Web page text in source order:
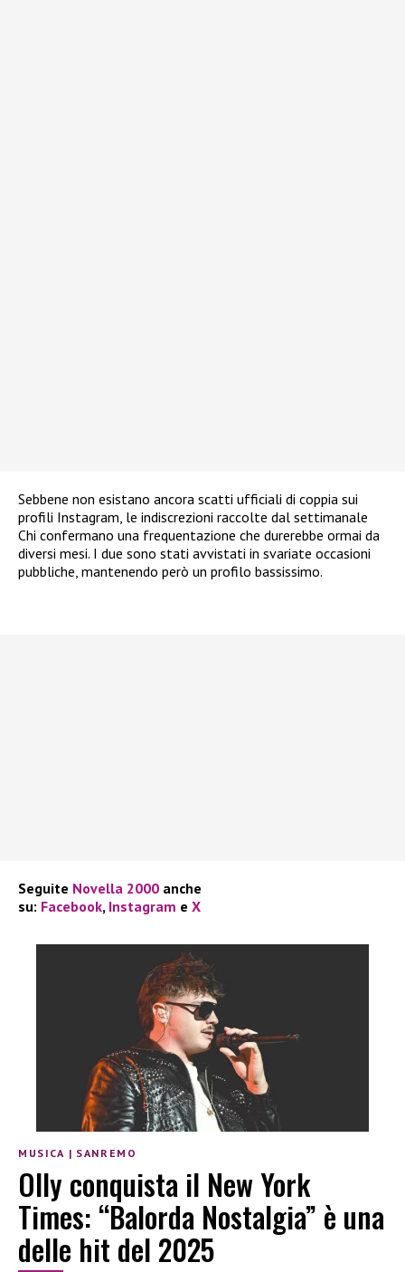
Sebbene non esistano ancora scatti ufficiali di coppia sui
profili Instagram, le indiscrezioni raccolte dal settimanale
Chi confermano una frequentazione che durerebbe ormai da
diversi mesi. I due sono stati avvistati in svariate occasioni
pubbliche, mantenendo però un profilo bassissimo.
Seguite Novella 2000 anche
su: Facebook, Instagram e X
MUSICA | SANREMO
Olly conquista il New York
Times: “Balorda Nostalgia” è una
delle hit del 2025